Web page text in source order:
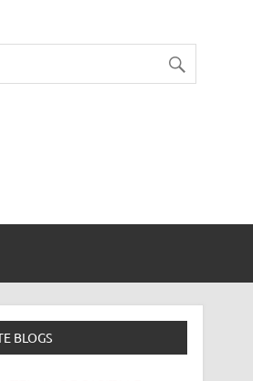
BLOGS